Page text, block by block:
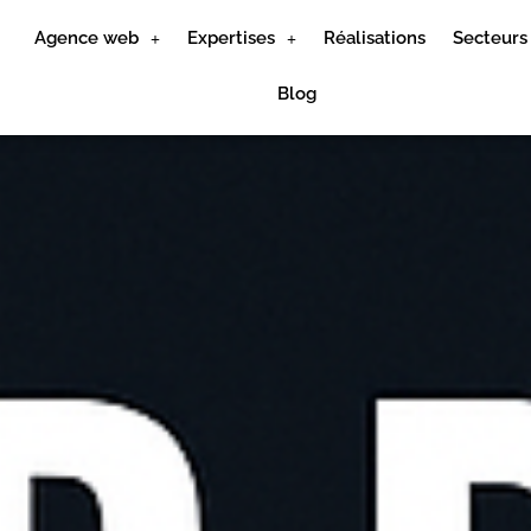
Agence web Expertises Réalisations Secteurs
Blog